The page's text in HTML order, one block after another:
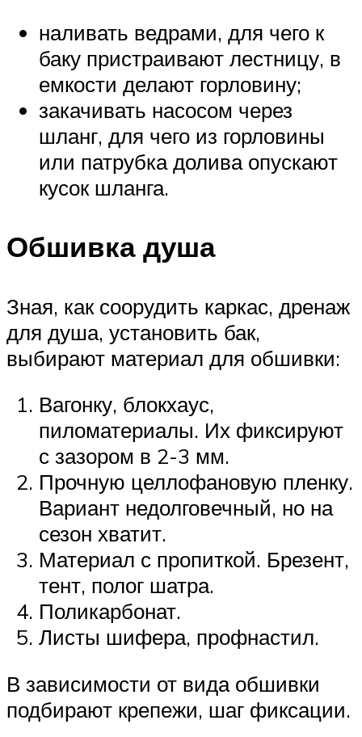
наливать ведрами, для чего к
баку пристраивают лестницу, в
емкости делают горловину;
закачивать насосом через
шланг, для чего из горловины
или патрубка долива опускают
кусок шланга.
Обшивка душа
Зная, как соорудить каркас, дренаж
для душа, установить бак,
выбирают материал для обшивки:
Вагонку, блокхаус,
пиломатериалы. Их фиксируют
с зазором в 2-3 мм.
Прочную целлофановую пленку.
Вариант недолговечный, но на
сезон хватит.
Материал с пропиткой. Брезент,
тент, полог шатра.
Поликарбонат.
Листы шифера, профнастил.
В зависимости от вида обшивки
подбирают крепежи, шаг фиксации.